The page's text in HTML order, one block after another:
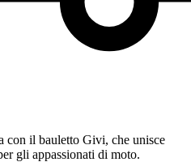
con il bauletto Givi, che unisce
gli appassionati di moto.